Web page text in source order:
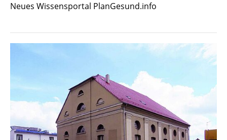
Neues Wissensportal PlanGesund.info